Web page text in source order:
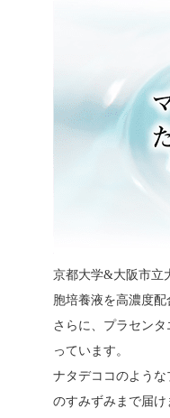
京都大学&大阪市立
胞培養液を高濃度配
さらに、プラセン
っています。
ナタデココのよう
のすみずみまで届け